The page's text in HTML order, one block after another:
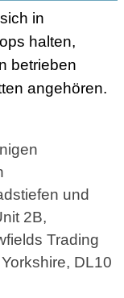
in
halten,
betrieben
angehören.
und
2B,
Trading
DL10